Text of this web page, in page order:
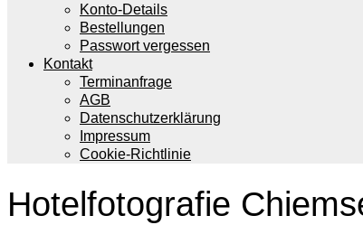
Konto-Details
Bestellungen
Passwort vergessen
Kontakt
Terminanfrage
AGB
Datenschutzerklärung
Impressum
Cookie-Richtlinie
Hotelfotografie